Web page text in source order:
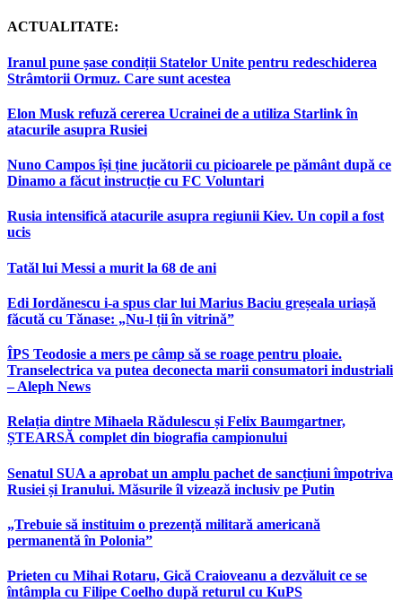
ACTUALITATE:
Iranul pune șase condiții Statelor Unite pentru redeschiderea
Strâmtorii Ormuz. Care sunt acestea
Elon Musk refuză cererea Ucrainei de a utiliza Starlink în
atacurile asupra Rusiei
Nuno Campos își ține jucătorii cu picioarele pe pământ după ce
Dinamo a făcut instrucție cu FC Voluntari
Rusia intensifică atacurile asupra regiunii Kiev. Un copil a fost
ucis
Tatăl lui Messi a murit la 68 de ani
Edi Iordănescu i-a spus clar lui Marius Baciu greșeala uriașă
făcută cu Tănase: „Nu-l ții în vitrină”
ÎPS Teodosie a mers pe câmp să se roage pentru ploaie.
Transelectrica va putea deconecta marii consumatori industriali
– Aleph News
Relația dintre Mihaela Rădulescu și Felix Baumgartner,
ȘTEARSĂ complet din biografia campionului
Senatul SUA a aprobat un amplu pachet de sancțiuni împotriva
Rusiei și Iranului. Măsurile îl vizează inclusiv pe Putin
„Trebuie să instituim o prezență militară americană
permanentă în Polonia”
Prieten cu Mihai Rotaru, Gică Craioveanu a dezvăluit ce se
întâmpla cu Filipe Coelho după returul cu KuPS